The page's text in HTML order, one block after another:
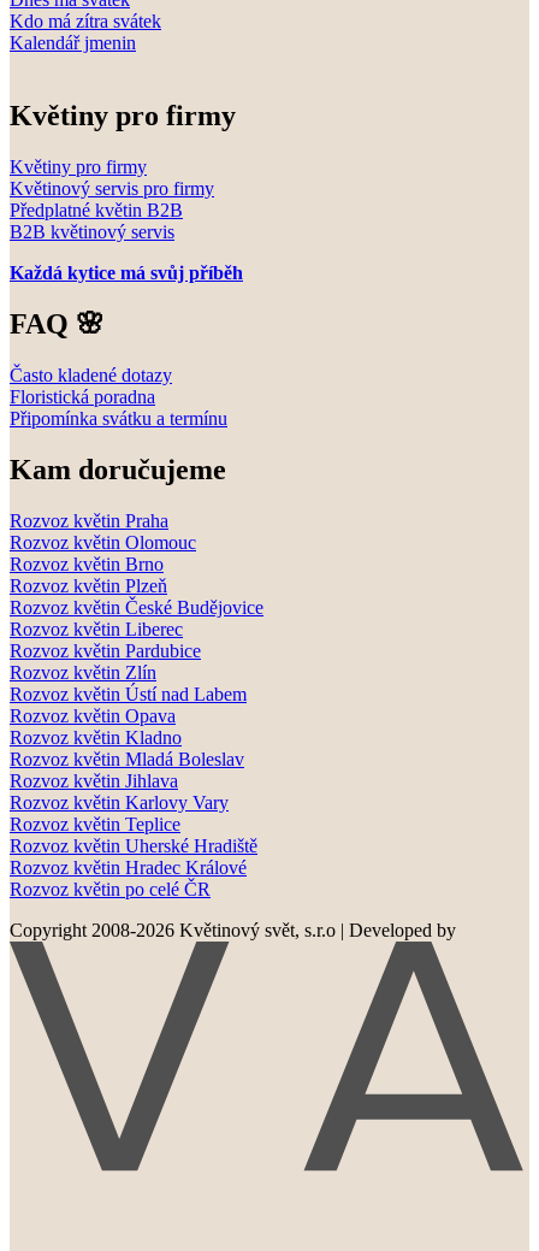
Kdo má zítra svátek
Kalendář jmenin
Květiny pro firmy
Květiny pro firmy
Květinový servis pro firmy
Předplatné květin B2B
B2B květinový servis
Každá kytice má svůj příběh
FAQ 🌸
Často kladené dotazy
Floristická poradna
Připomínka svátku a termínu
Kam doručujeme
Rozvoz květin Praha
Rozvoz květin Olomouc
Rozvoz květin Brno
Rozvoz květin Plzeň
Rozvoz květin České Budějovice
Rozvoz květin Liberec
Rozvoz květin Pardubice
Rozvoz květin Zlín
Rozvoz květin Ústí nad Labem
Rozvoz květin Opava
Rozvoz květin Kladno
Rozvoz květin Mladá Boleslav
Rozvoz květin Jihlava
Rozvoz květin Karlovy Vary
Rozvoz květin Teplice
Rozvoz květin Uherské Hradiště
Rozvoz květin Hradec Králové
Rozvoz květin po celé ČR
Copyright 2008-2026 Květinový svět, s.r.o | Developed by